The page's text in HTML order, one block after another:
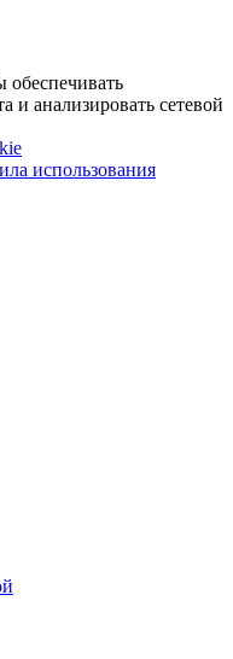
и анализировать сетевой
использования